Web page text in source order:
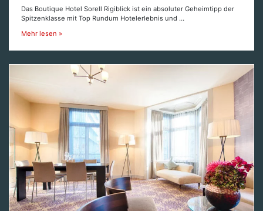
Das Boutique Hotel Sorell Rigiblick ist ein absoluter Geheimtipp der
Spitzenklasse mit Top Rundum Hotelerlebnis und …
Mehr lesen »